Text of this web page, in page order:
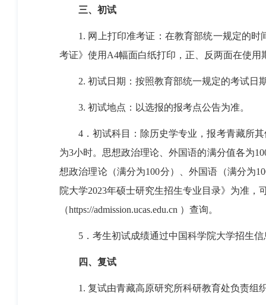
三、初试
1. 网上打印准考证：在教育部统一规定的
考证》使用 A4幅面白纸打印，正、反两面在使
2. 初试日期：按照教育部统一规定的考试日
3. 初试地点：以选报的报考点公告为准。
4 ．初试科目：除历史学专业，报考青藏所
为3小时。思想政治理论、外国语的满分值各为
想政治理论（满分为100分）、外国语（满分为
院大学2023年硕士研究生招生专业目录》为准，
（https://admission.ucas.edu.cn ）查询。
5 ．考生初试成绩通过中国科学院大学招生
四、复试
1. 复试由青藏高原研究所科研教育处负责组